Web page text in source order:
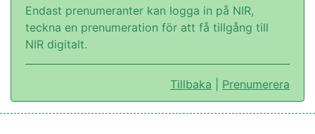
Endast prenumeranter kan logga in på NIR,
teckna en prenumeration för att få tillgång till
NIR digitalt.
Tillbaka Prenumerera